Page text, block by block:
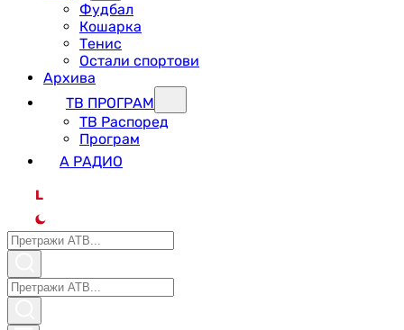
Фудбал
Кошарка
Тенис
Остали спортови
Архива
ТВ ПРОГРАМ
ТВ Распоред
Програм
А РАДИО
L